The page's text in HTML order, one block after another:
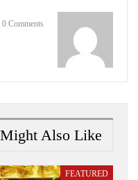
0 Comments
Also Like
FEATURED